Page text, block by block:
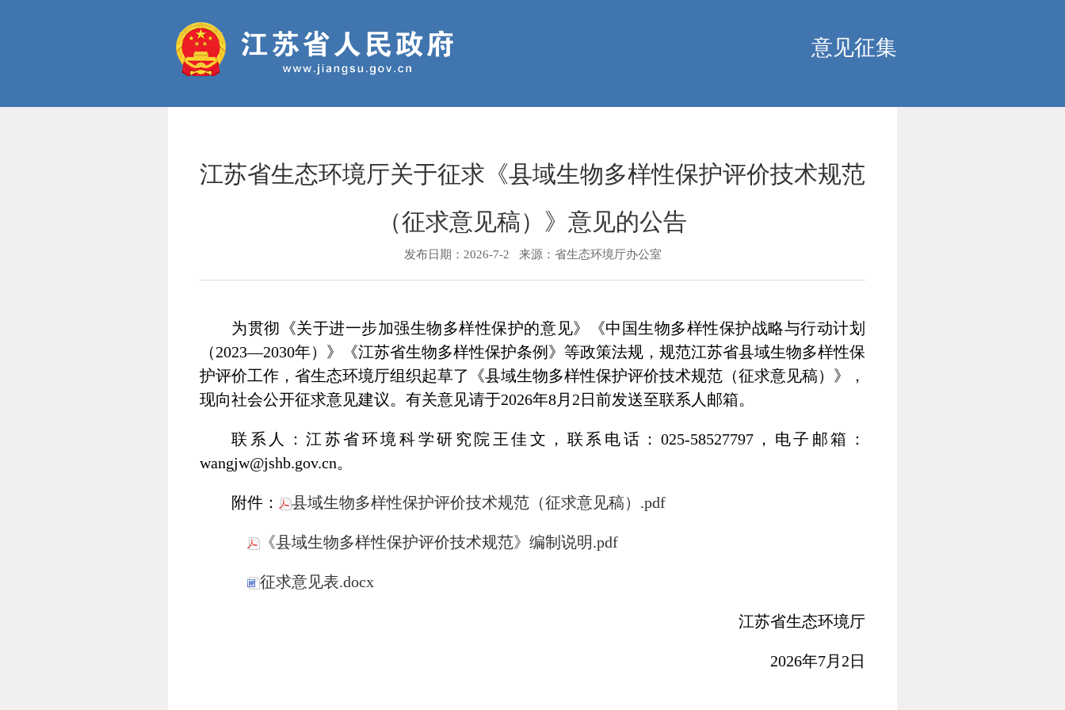
意见征集
江苏省生态环境厅关于征求《县域生物多样性保护评价技术规范
（征求意见稿）》意见的公告
发布日期： 2026-7-2 来源： 省生态环境厅办公室
为贯彻《关于进一步加强生物多样性保护的意见》《中国生物多样性保护战略与行动计划
（2023—2030年）》《江苏省生物多样性保护条例》等政策法规，规范江苏省县域生物多样性保
护评价工作，省生态环境厅组织起草了《县域生物多样性保护评价技术规范（征求意见稿）》，
现向社会公开征求意见建议。有关意见请于2026年8月2日前发送至联系人邮箱。
联系人：江苏省环境科学研究院王佳文，联系电话：025-58527797，电子邮箱：
wangjw@jshb.gov.cn。
附件： 县域生物多样性保护评价技术规范（征求意见稿）.pdf
《县域生物多样性保护评价技术规范》编制说明.pdf
征求意见表.docx
江苏省生态环境厅
2026年7月2日